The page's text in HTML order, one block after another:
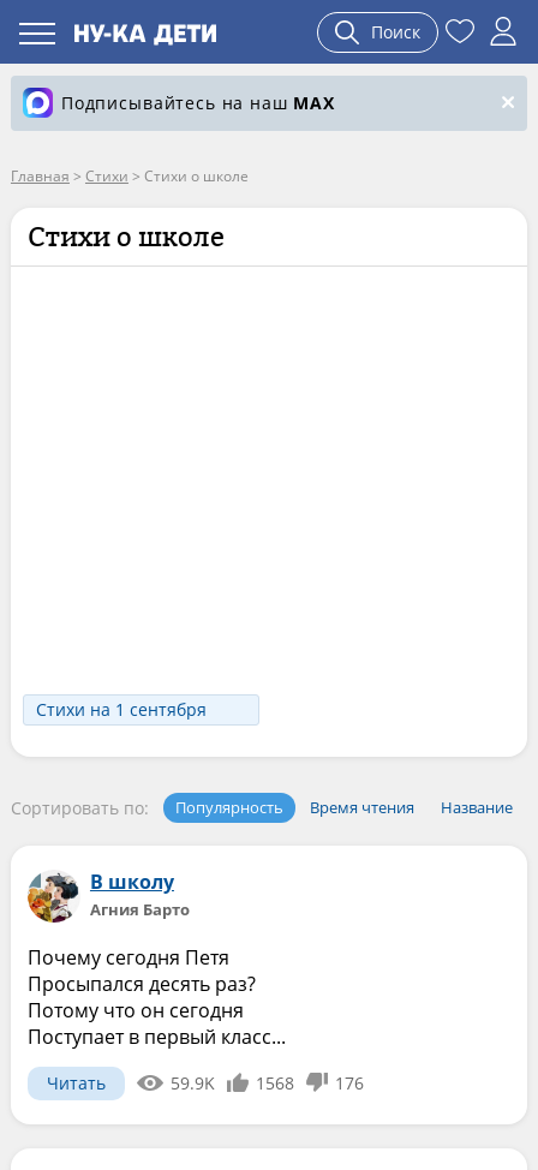
Поиск
Подписывайтесь на наш MAX
Главная > Стихи > Стихи о школе
Стихи о школе
Стихи на 1 сентября
Сортировать по: Популярность Время чтения Название
В школу
Агния Барто
Почему сегодня Петя
Просыпался десять раз?
Потому что он сегодня
Поступает в первый класс...
Читать 59.9K 1568 176